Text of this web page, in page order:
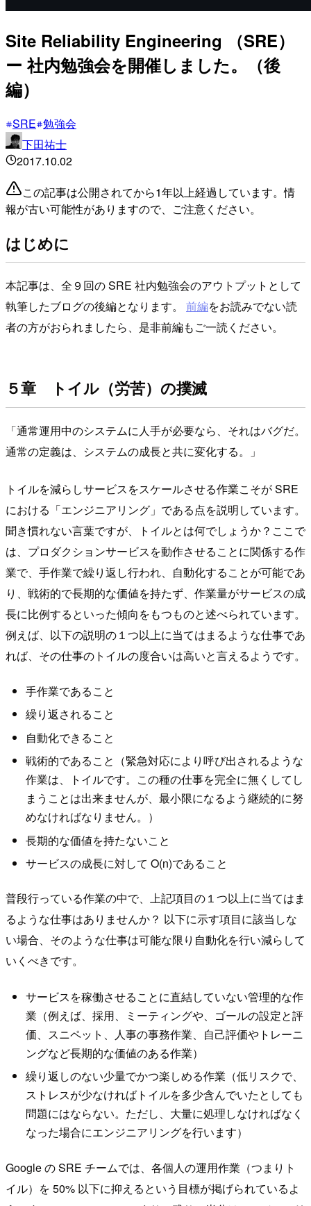
Site Reliability Engineering （SRE）
ー 社内勉強会を開催しました。（後
編）
SRE 勉強会
下田祐士
2017.10.02
この記事は公開されてから1年以上経過しています。情
報が古い可能性がありますので、ご注意ください。
はじめに
本記事は、全９回の SRE 社内勉強会のアウトプットとして
執筆したブログの後編となります。 前編をお読みでない読
者の方がおられましたら、是非前編もご一読ください。
５章 トイル（労苦）の撲滅
「通常運用中のシステムに人手が必要なら、それはバグだ。
通常の定義は、システムの成長と共に変化する。」
トイルを減らしサービスをスケールさせる作業こそが SRE
における「エンジニアリング」である点を説明しています。
聞き慣れない言葉ですが、トイルとは何でしょうか？ここで
は、プロダクションサービスを動作させることに関係する作
業で、手作業で繰り返し行われ、自動化することが可能であ
り、戦術的で長期的な価値を持たず、作業量がサービスの成
長に比例するといった傾向をもつものと述べられています。
例えば、以下の説明の１つ以上に当てはまるような仕事であ
れば、その仕事のトイルの度合いは高いと言えるようです。
手作業であること
繰り返されること
自動化できること
戦術的であること（緊急対応により呼び出されるような
作業は、トイルです。この種の仕事を完全に無くしてし
まうことは出来ませんが、最小限になるよう継続的に努
めなければなりません。）
長期的な価値を持たないこと
サービスの成長に対して O(n)であること
普段行っている作業の中で、上記項目の１つ以上に当てはま
るような仕事はありませんか？ 以下に示す項目に該当しな
い場合、そのような仕事は可能な限り自動化を行い減らして
いくべきです。
サービスを稼働させることに直結していない管理的な作
業（例えば、採用、ミーティングや、ゴールの設定と評
価、スニペット、人事の事務作業、自己評価やトレーニ
ングなど長期的な価値のある作業）
繰り返しのない少量でかつ楽しめる作業（低リスクで、
ストレスが少なければトイルを多少含んでいたとしても
問題にはならない。ただし、大量に処理しなければなく
なった場合にエンジニアリングを行います）
Google の SRE チームでは、各個人の運用作業（つまりト
イル）を 50% 以下に抑えるという目標が掲げられているよ